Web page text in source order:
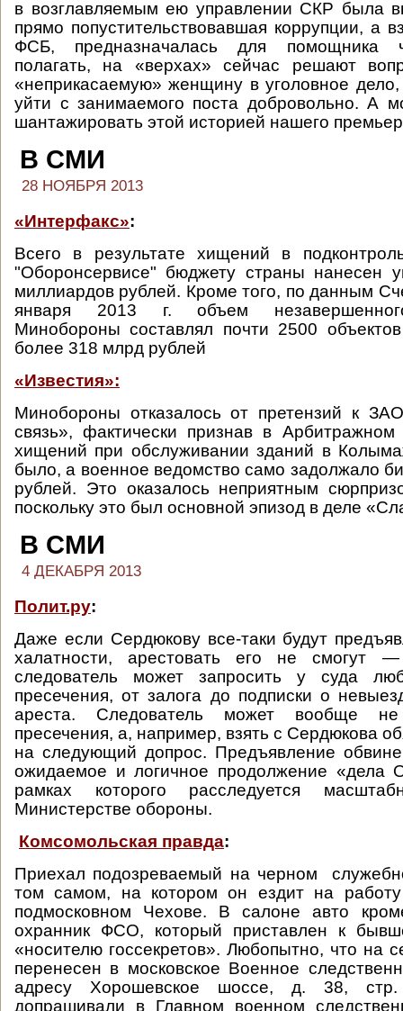
в возглавляемым ею управлении СКР была
прямо попустительствовавшая коррупции, а
ФСБ, предназначалась для помощника
полагать, на «верхах» сейчас решают
«неприкасаемую» женщину в уголовное
уйти с занимаемого поста добровольно. А
шантажировать этой историей нашего
В СМИ
28 НОЯБРЯ 2013
«Интерфакс»:
Всего в результате хищений в
"Оборонсервисе" бюджету страны нанесен
миллиардов рублей. Кроме того, по данным
января 2013 г. объем
Минобороны составлял почти 2500
более 318 млрд рублей
«Известия»:
Минобороны отказалось от претензий к
связь», фактически признав в
хищений при обслуживании зданий в
было, а военное ведомство само задолжало
рублей. Это оказалось неприятным
поскольку это был основной эпизод в деле
В СМИ
4 ДЕКАБРЯ 2013
Полит.ру:
Даже если Сердюкову все-таки будут
халатности, арестовать его не смогут
следователь может запросить у суда
пресечения, от залога до подписки о
ареста. Следователь может вообще
пресечения, а, например, взять с Сердюкова
на следующий допрос. Предъявление
ожидаемое и логичное продолжение «дела
рамках которого расследуется
Министерстве обороны.
Комсомольская правда:
Приехал подозреваемый на черном
том самом, на котором он ездит на
подмосковном Чехове. В салоне авто
охранник ФСО, который приставлен к
«носителю госсекретов». Любопытно, что на
перенесен в московское Военное
адресу Хорошевское шоссе, д. 38,
допрашивали в Главном военном